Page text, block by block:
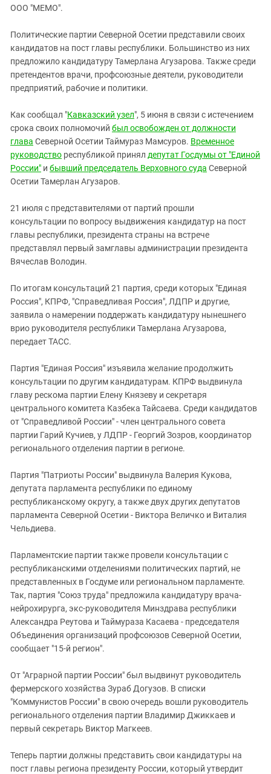
ИНАКОМЫСЛИЕ В ЧЕЧНЕ
ПРЕСЛЕДОВАНИЕ АКТИВИСТОВ
МОБИЛИЗАЦИЯ И ПРОТЕСТЫ
Дагестан
Кабардино-Балкария
Калмыкия
Карачаево-Черкесия
Российская Федерация
Ростовская область
Северная Осетия - Алания
Чечня
Южная Осетия
ЮФО
ООО "МЕМО".
Политические партии Северной Осетии представили своих
кандидатов на пост главы республики. Большинство из них
предложило кандидатуру Тамерлана Агузарова. Также среди
претендентов врачи, профсоюзные деятели, руководители
предприятий, рабочие и политики.
Как сообщал "Кавказский узел", 5 июня в связи с истечением
срока своих полномочий был освобожден от должности
глава Северной Осетии Таймураз Мамсуров. Временное
руководство республикой принял депутат Госдумы от "Единой
России" и бывший председатель Верховного суда Северной
Осетии Тамерлан Агузаров.
21 июля с представителями от партий прошли
консультации по вопросу выдвижения кандидатур на пост
главы республики, президента страны на встрече
представлял первый замглавы администрации президента
Вячеслав Володин.
По итогам консультаций 21 партия, среди которых "Единая
Россия", КПРФ, "Справедливая Россия", ЛДПР и другие,
заявила о намерении поддержать кандидатуру нынешнего
врио руководителя республики Тамерлана Агузарова,
передает ТАСС.
Партия "Единая Россия" изъявила желание продолжить
консультации по другим кандидатурам. КПРФ выдвинула
главу рескома партии Елену Князеву и секретаря
центрального комитета Казбека Тайсаева. Среди кандидатов
от "Справедливой России" - член центрального совета
партии Гарий Кучиев, у ЛДПР - Георгий Зозров, координатор
регионального отделения партии в регионе.
Партия "Патриоты России" выдвинула Валерия Кукова,
депутата парламента республики по единому
республиканскому округу, а также двух других депутатов
парламента Северной Осетии - Виктора Величко и Виталия
Чельдиева.
Парламентские партии также провели консультации с
республиканскими отделениями политических партий, не
представленных в Госдуме или региональном парламенте.
Так, партия "Союз труда" предложила кандидатуру врача-
нейрохирурга, экс-руководителя Минздрава республики
Александра Реутова и Таймураза Касаева - председателя
Объединения организаций профсоюзов Северной Осетии,
сообщает "15-й регион".
От "Аграрной партии России" был выдвинут руководитель
фермерского хозяйства Зураб Догузов. В списки
"Коммунистов России" в свою очередь вошли руководитель
регионального отделения партии Владимир Джиккаев и
первый секретарь Виктор Магкеев.
Теперь партии должны представить свои кандидатуры на
пост главы региона президенту России, который утвердит